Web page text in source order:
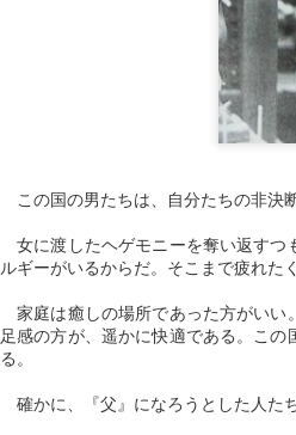
この国の男たちは、自分たちの非決
女に渡したヘゲモニーを奪い返すつ
ルギーがいるからだ。そこまで疲れた
家庭は癒しの場所であった方がいい
足感の方が、遥かに快適である。こ
る。
確かに、『父』になろうとした人た